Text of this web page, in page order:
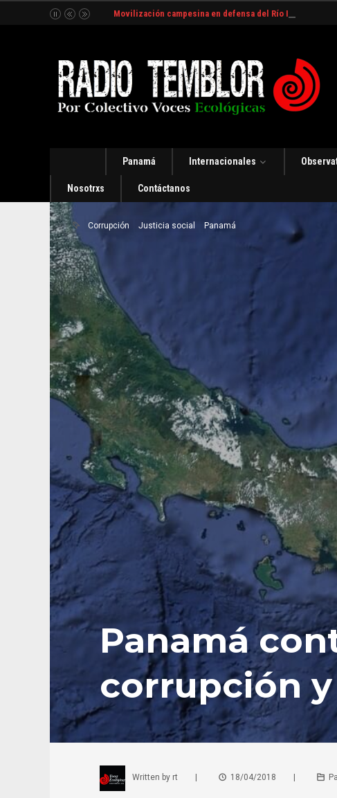
Movilización campesina en defensa del Río Indio en
Panamá Internacionales
Nosotrxs Contáctanos
Corrupción Justicia social Panamá
Panamá
corrupción
Written by rt 18/04/2018